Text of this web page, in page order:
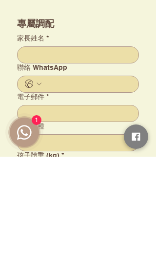
專屬調配
家長姓名 *
⁠聯絡 WhatsApp⁠
電子郵件 *
孩子品種⁠
孩子體重 (kg) *
1